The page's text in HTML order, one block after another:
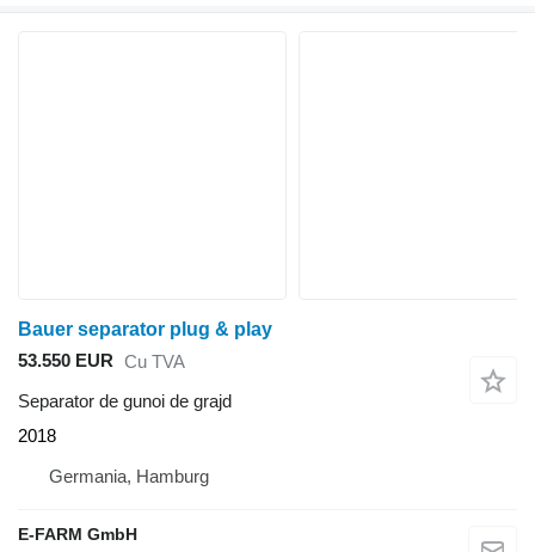
Bauer separator plug & play
53.550 EUR Cu TVA
Separator de gunoi de grajd
2018
Germania, Hamburg
E-FARM GmbH